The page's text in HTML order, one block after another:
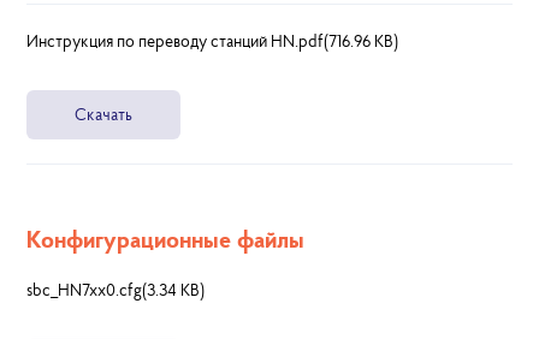
Инструкция по переводу станций HN.pdf(716.96 KB)
Скачать
Конфигурационные файлы
sbc_HN7xx0.cfg(3.34 KB)